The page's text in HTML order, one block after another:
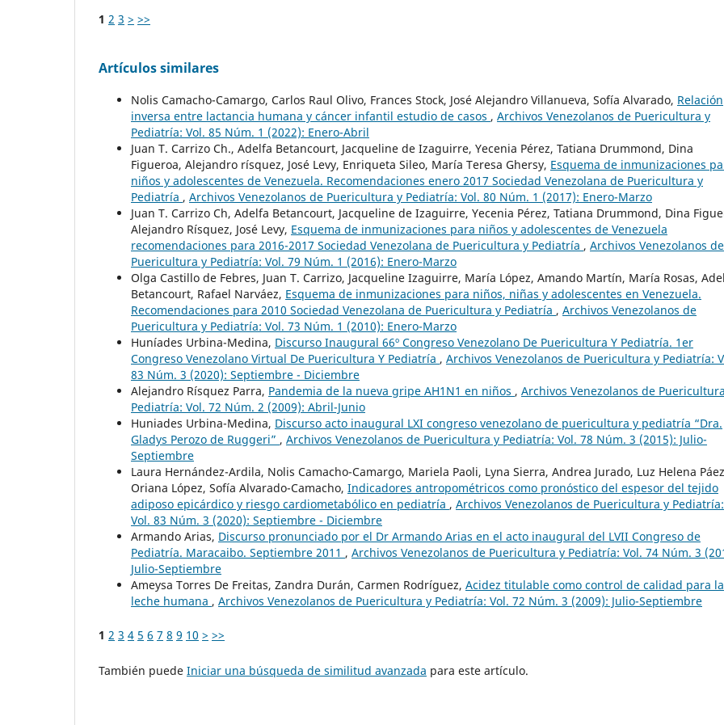
1 2 3 > >>
Artículos similares
Nolis Camacho-Camargo, Carlos Raul Olivo, Frances Stock, José Alejandro Villanueva, Sofía Alvarado, Relación
inversa entre lactancia humana y cáncer infantil estudio de casos , Archivos Venezolanos de Puericultura y
Pediatría: Vol. 85 Núm. 1 (2022): Enero-Abril
Juan T. Carrizo Ch., Adelfa Betancourt, Jacqueline de Izaguirre, Yecenia Pérez, Tatiana Drummond, Dina
Figueroa, Alejandro rísquez, José Levy, Enriqueta Sileo, María Teresa Ghersy, Esquema de inmunizaciones
niños y adolescentes de Venezuela. Recomendaciones enero 2017 Sociedad Venezolana de Puericultura y
Pediatría , Archivos Venezolanos de Puericultura y Pediatría: Vol. 80 Núm. 1 (2017): Enero-Marzo
Juan T. Carrizo Ch, Adelfa Betancourt, Jacqueline de Izaguirre, Yecenia Pérez, Tatiana Drummond, Dina
Alejandro Rísquez, José Levy, Esquema de inmunizaciones para niños y adolescentes de Venezuela
recomendaciones para 2016-2017 Sociedad Venezolana de Puericultura y Pediatría , Archivos Venezolanos de
Puericultura y Pediatría: Vol. 79 Núm. 1 (2016): Enero-Marzo
Olga Castillo de Febres, Juan T. Carrizo, Jacqueline Izaguirre, María López, Amando Martín, María Rosas,
Betancourt, Rafael Narváez, Esquema de inmunizaciones para niños, niñas y adolescentes en Venezuela.
Recomendaciones para 2010 Sociedad Venezolana de Puericultura y Pediatría , Archivos Venezolanos de
Puericultura y Pediatría: Vol. 73 Núm. 1 (2010): Enero-Marzo
Huníades Urbina-Medina, Discurso Inaugural 66º Congreso Venezolano De Puericultura Y Pediatría. 1er
Congreso Venezolano Virtual De Puericultura Y Pediatría , Archivos Venezolanos de Puericultura y Pediatría:
83 Núm. 3 (2020): Septiembre - Diciembre
Alejandro Rísquez Parra, Pandemia de la nueva gripe AH1N1 en niños , Archivos Venezolanos de
Pediatría: Vol. 72 Núm. 2 (2009): Abril-Junio
Huniades Urbina-Medina, Discurso acto inaugural LXI congreso venezolano de puericultura y pediatría “Dra.
Gladys Perozo de Ruggeri” , Archivos Venezolanos de Puericultura y Pediatría: Vol. 78 Núm. 3 (2015): Julio-
Septiembre
Laura Hernández-Ardila, Nolis Camacho-Camargo, Mariela Paoli, Lyna Sierra, Andrea Jurado, Luz Helena
Oriana López, Sofía Alvarado-Camacho, Indicadores antropométricos como pronóstico del espesor del tejido
adiposo epicárdico y riesgo cardiometabólico en pediatría , Archivos Venezolanos de Puericultura y Pediatría:
Vol. 83 Núm. 3 (2020): Septiembre - Diciembre
Armando Arias, Discurso pronunciado por el Dr Armando Arias en el acto inaugural del LVII Congreso de
Pediatría. Maracaibo. Septiembre 2011 , Archivos Venezolanos de Puericultura y Pediatría: Vol. 74 Núm. 3
Julio-Septiembre
Ameysa Torres De Freitas, Zandra Durán, Carmen Rodríguez, Acidez titulable como control de calidad para la
leche humana , Archivos Venezolanos de Puericultura y Pediatría: Vol. 72 Núm. 3 (2009): Julio-Septiembre
1 2 3 4 5 6 7 8 9 10 > >>
También puede Iniciar una búsqueda de similitud avanzada para este artículo.